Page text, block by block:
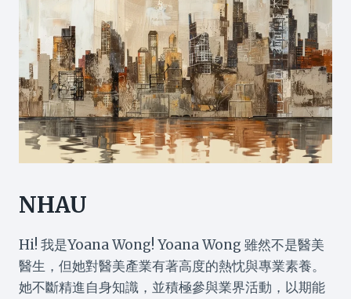
NHAU
Hi! 我是Yoana Wong! Yoana Wong 雖然不是醫美
醫生，但她對醫美產業有著高度的熱忱與專業素養。
她不斷精進自身知識，並積極參與業界活動，以期能